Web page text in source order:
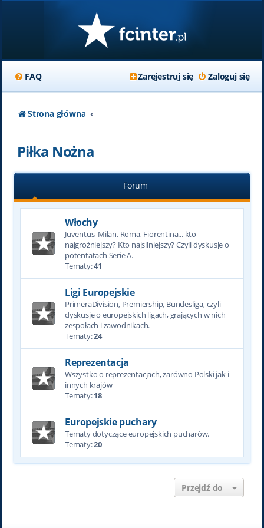
FAQ Zaloguj się
Zarejestruj się
Strona główna
Piłka Nożna
Forum
Włochy
Juventus, Milan, Roma, Fiorentina... kto
najgroźniejszy? Kto najsilniejszy? Czyli dyskusje o
potentatach Serie A.
Tematy:41
Ligi Europejskie
PrimeraDivision, Premiership, Bundesliga, czyli
dyskusje o europejskich ligach, grających w nich
zespołach i zawodnikach.
Tematy:24
Reprezentacja
Wszystko o reprezentacjach, zarówno Polski jak i
innych krajów
Tematy:18
Europejskie puchary
Tematy dotyczące europejskich pucharów.
Tematy:20
Przejdź do